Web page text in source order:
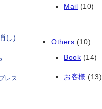
し)
レス
Mail (10)
Others (10)
Book (14)
お客様 (13)